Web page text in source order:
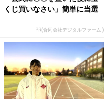
くじ買いなさい」簡単に当選
PR(合同会社デジタルファーム )